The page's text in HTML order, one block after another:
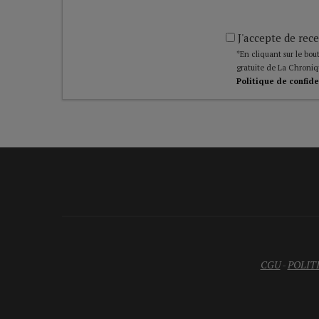
J'accepte de
*En cliquant sur le
gratuite de La
Politique de
CGU-